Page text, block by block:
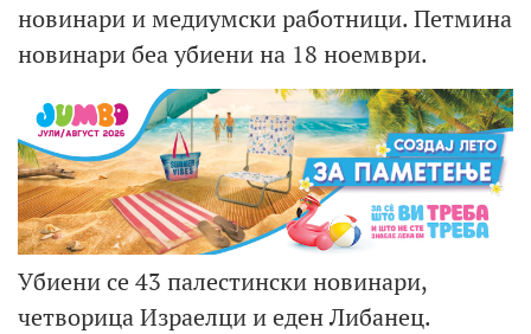
новинари и медиумски работници. Петмина
новинари беа убиени на 18 ноември.
Убиени се 43 палестински новинари,
четворица Израелци и еден Либанец.